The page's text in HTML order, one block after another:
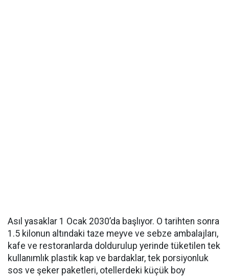
Asıl yasaklar 1 Ocak 2030’da başlıyor. O tarihten sonra
1.5 kilonun altındaki taze meyve ve sebze ambalajları,
kafe ve restoranlarda doldurulup yerinde tüketilen tek
kullanımlık plastik kap ve bardaklar, tek porsiyonluk
sos ve şeker paketleri, otellerdeki küçük boy